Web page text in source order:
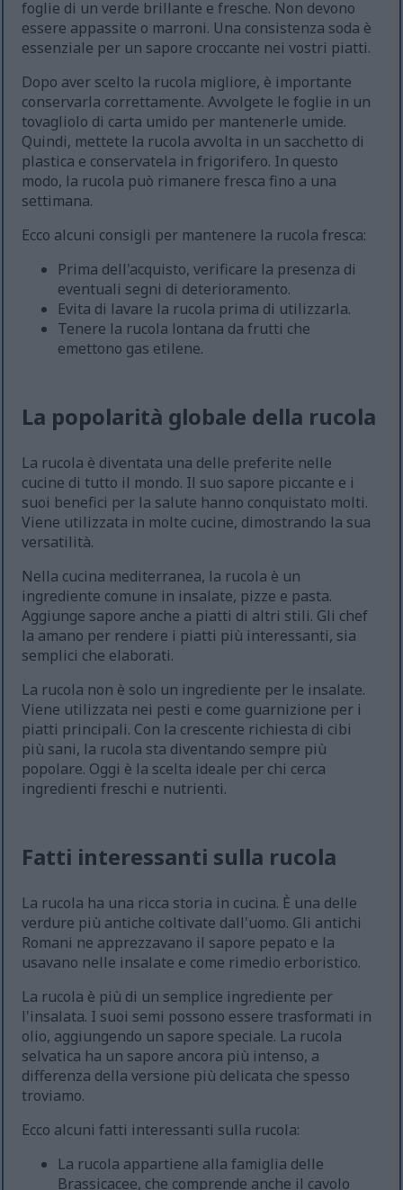
foglie di un verde brillante e fresche. Non devono
essere appassite o marroni. Una consistenza soda è
essenziale per un sapore croccante nei vostri piatti.
Dopo aver scelto la rucola migliore, è importante
conservarla correttamente. Avvolgete le foglie in un
tovagliolo di carta umido per mantenerle umide.
Quindi, mettete la rucola avvolta in un sacchetto di
plastica e conservatela in frigorifero. In questo
modo, la rucola può rimanere fresca fino a una
settimana.
Ecco alcuni consigli per mantenere la rucola fresca:
Prima dell'acquisto, verificare la presenza di
eventuali segni di deterioramento.
Evita di lavare la rucola prima di utilizzarla.
Tenere la rucola lontana da frutti che
emettono gas etilene.
La popolarità globale della rucola
La rucola è diventata una delle preferite nelle
cucine di tutto il mondo. Il suo sapore piccante e i
suoi benefici per la salute hanno conquistato molti.
Viene utilizzata in molte cucine, dimostrando la sua
versatilità.
Nella cucina mediterranea, la rucola è un
ingrediente comune in insalate, pizze e pasta.
Aggiunge sapore anche a piatti di altri stili. Gli chef
la amano per rendere i piatti più interessanti, sia
semplici che elaborati.
La rucola non è solo un ingrediente per le insalate.
Viene utilizzata nei pesti e come guarnizione per i
piatti principali. Con la crescente richiesta di cibi
più sani, la rucola sta diventando sempre più
popolare. Oggi è la scelta ideale per chi cerca
ingredienti freschi e nutrienti.
Fatti interessanti sulla rucola
La rucola ha una ricca storia in cucina. È una delle
verdure più antiche coltivate dall'uomo. Gli antichi
Romani ne apprezzavano il sapore pepato e la
usavano nelle insalate e come rimedio erboristico.
La rucola è più di un semplice ingrediente per
l'insalata. I suoi semi possono essere trasformati in
olio, aggiungendo un sapore speciale. La rucola
selvatica ha un sapore ancora più intenso, a
differenza della versione più delicata che spesso
troviamo.
Ecco alcuni fatti interessanti sulla rucola:
La rucola appartiene alla famiglia delle
Brassicacee, che comprende anche il cavolo